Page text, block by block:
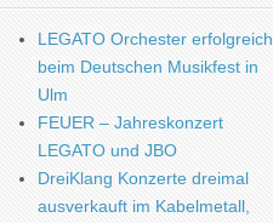
LEGATO Orchester erfolgreich
beim Deutschen Musikfest in
Ulm
FEUER – Jahreskonzert
LEGATO und JBO
DreiKlang Konzerte dreimal
ausverkauft im Kabelmetall,